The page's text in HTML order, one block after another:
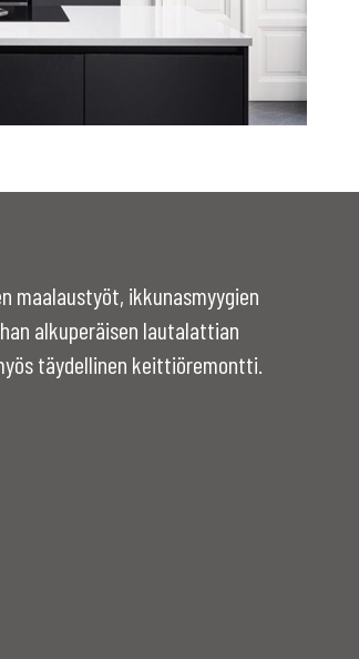
maalaustyöt, ikkunasmyygien
alkuperäisen lautalattian
täydellinen keittiöremontti.